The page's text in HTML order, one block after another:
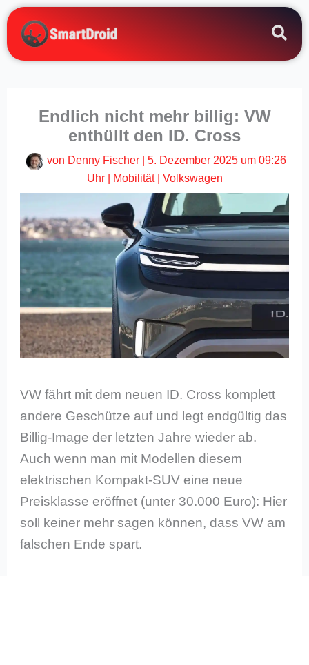
Zum
Inhalt
springen
Endlich nicht mehr billig: VW
enthüllt den ID. Cross
von Denny Fischer
5. Dezember 2025 um 09:26
Uhr| Mobilität| Volkswagen
VW fährt mit dem neuen ID. Cross komplett
andere Geschütze auf und legt endgültig das
Billig-Image der letzten Jahre wieder ab.
Auch wenn man mit Modellen diesem
elektrischen Kompakt-SUV eine neue
Preisklasse eröffnet (unter 30.000 Euro): Hier
soll keiner mehr sagen können, dass VW am
falschen Ende spart.